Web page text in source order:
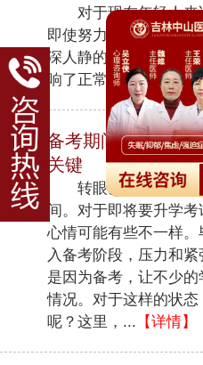
对于现在年轻人来
即使努力的克服还是
深人静的时候，会让
响了正常的工作学习
备考期间感觉很烦
关键
转眼已是9月末，学
间。对于即将要升学
心情可能有些不一样
入备考阶段，压力和
是因为备考，让不少
情况。对于这样的状
呢？这里，... 【详情】